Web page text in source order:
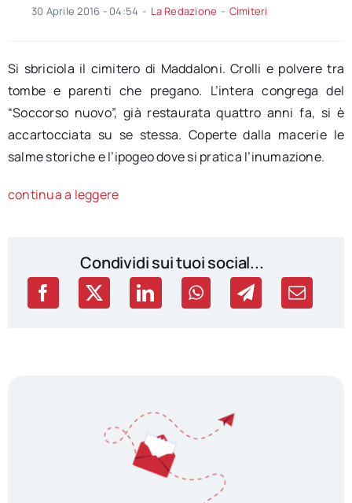
30 Aprile 2016 - 04:54 - La Redazione - Cimiteri
Si sbriciola il cimitero di Maddaloni. Crolli e polvere tra
tombe e parenti che pregano. L’intera congrega del
“Soccorso nuovo”, già restaurata quattro anni fa, si è
accartocciata su se stessa. Coperte dalla macerie le
salme storiche e l’ipogeo dove si pratica l’inumazione.
continua a leggere
Condividi sui tuoi social...